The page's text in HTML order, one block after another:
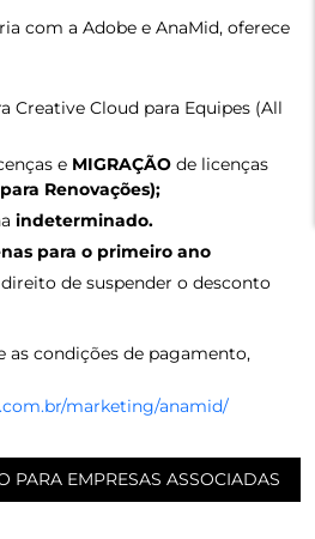
com a Adobe e AnaMid, oferece
Creative Cloud para Equipes (All
e MIGRAÇÃO de licenças
Renovações);
indeterminado.
para o primeiro ano
de suspender o desconto
as condições de pagamento,
marketing/anamid/
PARA EMPRESAS ASSOCIADAS